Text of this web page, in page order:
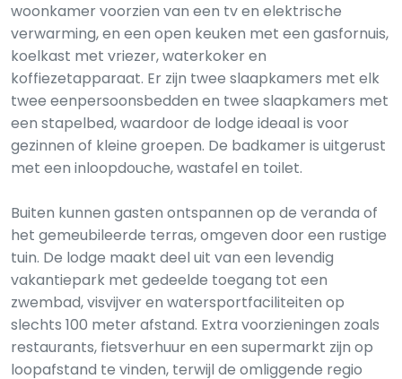
woonkamer voorzien van een tv en elektrische
verwarming, en een open keuken met een gasfornuis,
koelkast met vriezer, waterkoker en
koffiezetapparaat. Er zijn twee slaapkamers met elk
twee eenpersoonsbedden en twee slaapkamers met
een stapelbed, waardoor de lodge ideaal is voor
gezinnen of kleine groepen. De badkamer is uitgerust
met een inloopdouche, wastafel en toilet.
Buiten kunnen gasten ontspannen op de veranda of
het gemeubileerde terras, omgeven door een rustige
tuin. De lodge maakt deel uit van een levendig
vakantiepark met gedeelde toegang tot een
zwembad, visvijver en watersportfaciliteiten op
slechts 100 meter afstand. Extra voorzieningen zoals
restaurants, fietsverhuur en een supermarkt zijn op
loopafstand te vinden, terwijl de omliggende regio